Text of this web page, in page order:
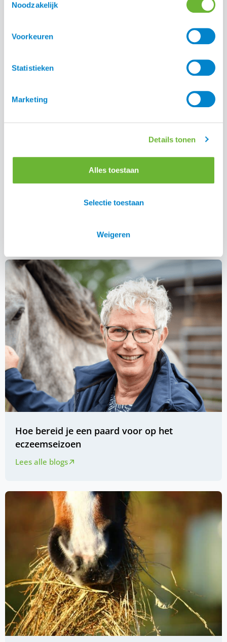
Noodzakelijk
Voorkeuren
Statistieken
Marketing
Details tonen
Alles toestaan
Selectie toestaan
Weigeren
Lees alle blogs
Hoe bereid je een paard voor op het
eczeemseizoen
Lees alle blogs